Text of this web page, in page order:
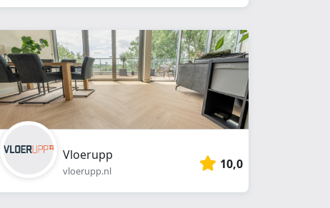
Vloerupp
vloerupp.nl 10,0